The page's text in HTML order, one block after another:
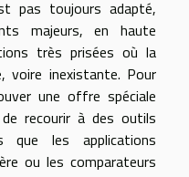
pas toujours adapté,
majeurs, en haute
très prisées où la
voire inexistante. Pour
une offre spéciale
recourir à des outils
que les applications
ou les comparateurs